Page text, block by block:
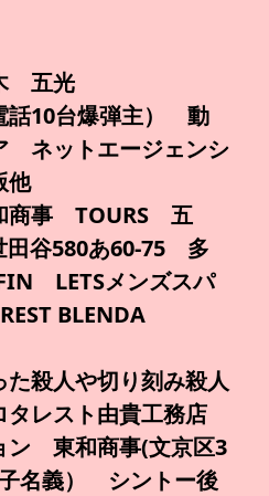
五光
話10台爆弾主） 動
ネットエージェンシ
他
商事 TOURS 五
谷580あ60-75 多
LETSメンズスパ
BLENDA
殺人や切り刻み殺人
タレスト由貴工務店
ン 東和商事(文京区3
名義） シントー後